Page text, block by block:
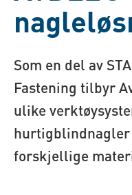
Som en del av
Fastening tilbyr
ulike
hurtigblindnagler
forskjellige